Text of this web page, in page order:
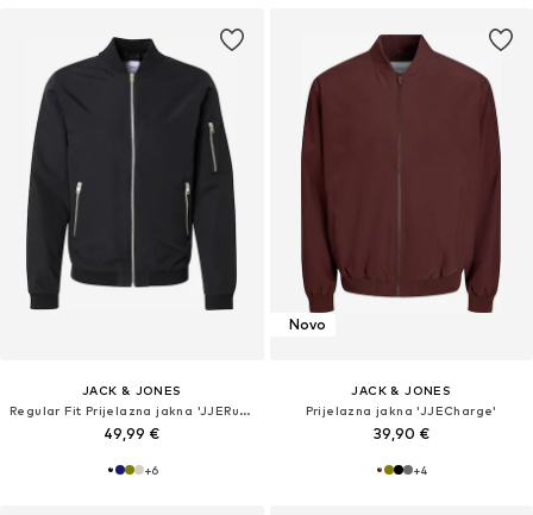
JACK & JONES
Regular Fit Prijelazna jakna 'JJERush'
49,99 €
+6
Novo
JACK & JONES
Prijelazna jakna 'JJECharge'
39,90 €
+4